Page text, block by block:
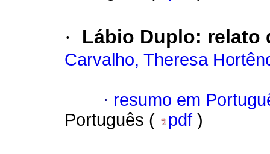
· Lábio Duplo: relato
Carvalho, Theresa
· resumo em
Português (
pdf )